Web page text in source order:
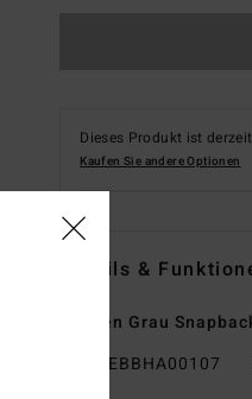
Dieses Produkt ist
Kaufen Sie andere Optionen
Details &
Jungen Grau
EBBHA00107